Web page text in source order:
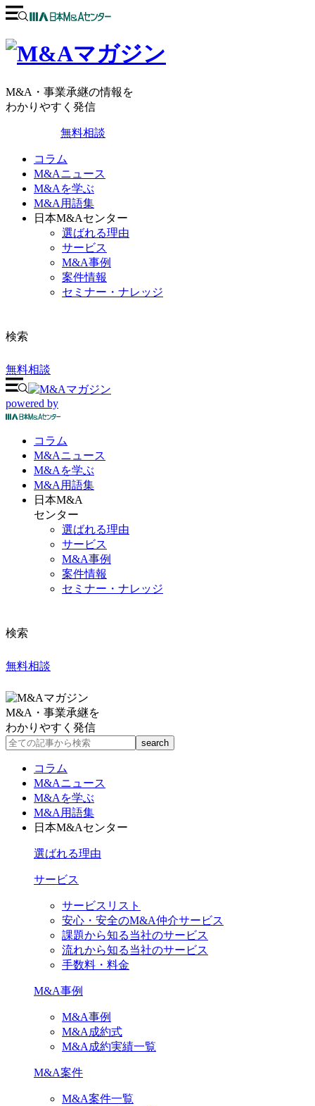
M&A・事業承継の情報を
わかりやすく発信
無料相談
コラム
M&Aニュース
M&Aを学ぶ
M&A用語集
日本M&Aセンター
選ばれる理由
サービス
M&A事例
案件情報
セミナー・ナレッジ
検索
無料相談
powered by
コラム
M&Aニュース
M&Aを学ぶ
M&A 用語集
日本M&A
センター
選ばれる理由
サービス
M&A事例
案件情報
セミナー・ナレッジ
検索
無料相談
M&A・事業承継を
わかりやすく発信
コラム
M&Aニュース
M&Aを学ぶ
M&A用語集
日本M&Aセンター
選ばれる理由
サービス
サービスリスト
安心・安全のM&A仲介サービス
課題から知る当社のサービス
流れから知る当社のサービス
手数料・料金
M&A事例
M&A事例
M&A成約式
M&A成約実績一覧
M&A案件
M&A案件一覧